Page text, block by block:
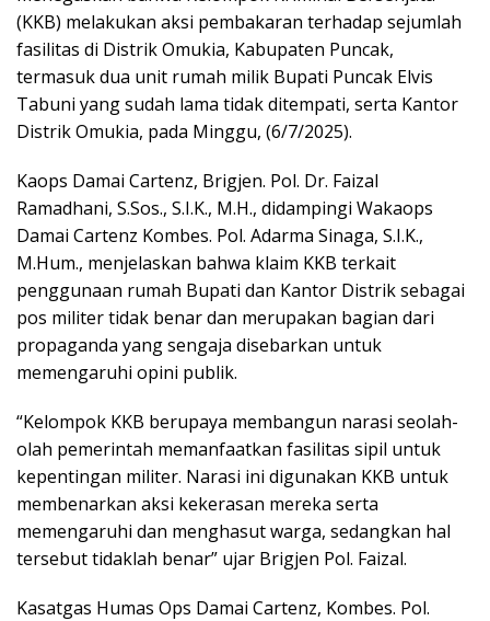
(KKB) melakukan aksi pembakaran terhadap sejumlah
fasilitas di Distrik Omukia, Kabupaten Puncak,
termasuk dua unit rumah milik Bupati Puncak Elvis
Tabuni yang sudah lama tidak ditempati, serta Kantor
Distrik Omukia, pada Minggu, (6/7/2025).
Kaops Damai Cartenz, Brigjen. Pol. Dr. Faizal
Ramadhani, S.Sos., S.I.K., M.H., didampingi Wakaops
Damai Cartenz Kombes. Pol. Adarma Sinaga, S.I.K.,
M.Hum., menjelaskan bahwa klaim KKB terkait
penggunaan rumah Bupati dan Kantor Distrik sebagai
pos militer tidak benar dan merupakan bagian dari
propaganda yang sengaja disebarkan untuk
memengaruhi opini publik.
“Kelompok KKB berupaya membangun narasi seolah-
olah pemerintah memanfaatkan fasilitas sipil untuk
kepentingan militer. Narasi ini digunakan KKB untuk
membenarkan aksi kekerasan mereka serta
memengaruhi dan menghasut warga, sedangkan hal
tersebut tidaklah benar” ujar Brigjen Pol. Faizal.
Kasatgas Humas Ops Damai Cartenz, Kombes. Pol.